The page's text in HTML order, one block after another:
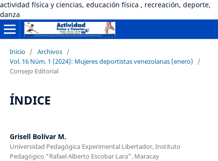
actividad física y ciencias, educación física , recreación, deporte,
danza
Inicio / Archivos /
Vol. 16 Núm. 1 (2024): Mujeres deportistas venezolanas (enero)
/
Consejo Editorial
ÍNDICE
Grisell Bolívar M.
Universidad Pedagógica Experimental Libertador, Instituto
Pedagógico "Rafael Alberto Escobar Lara". Maracay